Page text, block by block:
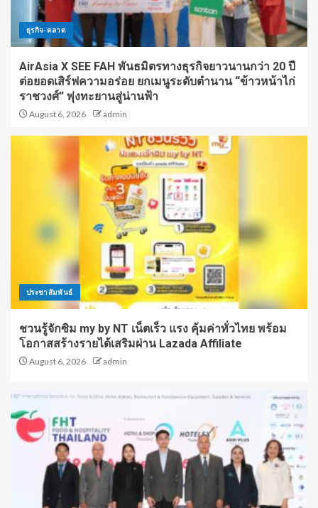
ธุรกิจ-ตลาด
AirAsia X SEE FAH พันธมิตรทางธุรกิจยาวนานกว่า 20 ปี
ต่อยอดเสิร์ฟความอร่อย ยกเมนูระดับตำนาน “ข้าวหน้าไก่
ราชวงศ์” พุ่งทะยานสู่น่านฟ้า
August 6, 2026 admin
ประชาสัมพันธ์
ชวนรู้จักซิม my by NT เน็ตเร็ว แรง คุ้มค่าทั่วไทย พร้อม
โอกาสสร้างรายได้เสริมผ่าน Lazada Affiliate
August 6, 2026 admin